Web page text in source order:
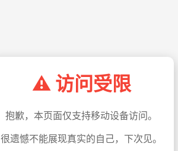
⚠️ 访问受限
抱歉，本页面仅支持移动设备访问。
很遗憾不能展现真实的自己，下次见。